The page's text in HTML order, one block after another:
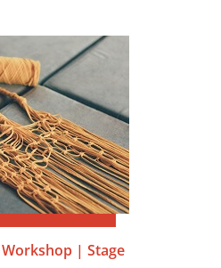
| Stage